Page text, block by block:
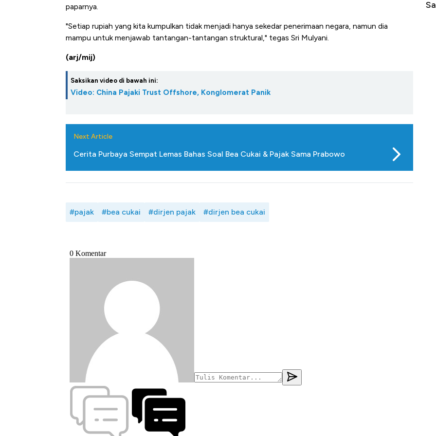
paparnya.
"Setiap rupiah yang kita kumpulkan tidak menjadi hanya sekedar penerimaan negara, namun dia
mampu untuk menjawab tantangan-tantangan struktural," tegas Sri Mulyani.
(arj/mij)
Saksikan video di bawah ini:
Video: China Pajaki Trust Offshore, Konglomerat Panik
Next Article
Cerita Purbaya Sempat Lemas Bahas Soal Bea Cukai & Pajak Sama Prabowo
#pajak #bea cukai #dirjen pajak #dirjen bea cukai